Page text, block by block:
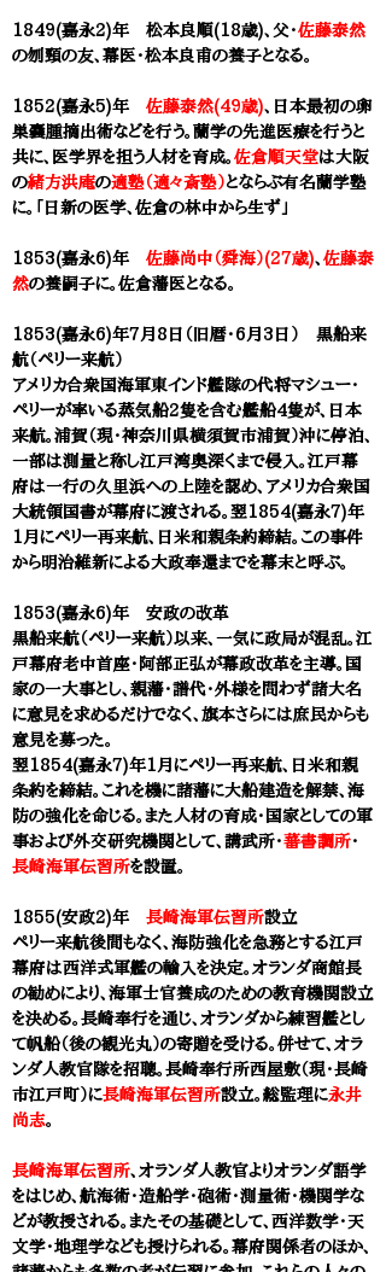
1849(嘉永2)年 松本良順(18歳)、父・佐藤泰然
の刎頸の友、幕医・松本良甫の養子となる。
1852(嘉永5)年 佐藤泰然(49歳)、日本最初の卵
巣嚢腫摘出術などを行う。蘭学の先進医療を行うと
共に、医学界を担う人材を育成。 佐倉順天堂は大阪
の緒方洪庵の適塾（適々斎塾）とならぶ有名蘭学塾
に。「日新の医学、佐倉の林中から生ず」
1853(嘉永6)年 佐藤尚中（舜海）(27歳)、 佐藤泰
然の養嗣子に。佐倉藩医となる。
1853(嘉永6)年7月8日（旧暦・6月3日） 黒船来
航（ペリー来航）
アメリカ合衆国海軍東インド艦隊の代将マシュー・
ペリーが率いる蒸気船2隻を含む艦船4隻が、日本
来航。浦賀（現・神奈川県横須賀市浦賀）沖に停泊、
一部は測量と称し江戸湾奥深くまで侵入。江戸幕
府は一行の久里浜への上陸を認め、アメリカ合衆国
大統領国書が幕府に渡される。翌1854(嘉永7)年
1月にペリー再来航、日米和親条約締結。この事件
から明治維新による大政奉還までを幕末と呼ぶ。
1853(嘉永6)年 安政の改革
黒船来航（ペリー来航）以来、一気に政局が混乱。江
戸幕府老中首座・阿部正弘が幕政改革を主導。国
家の一大事とし、親藩・譜代・外様を問わず諸大名
に意見を求めるだけでなく、旗本さらには庶民からも
意見を募った。
翌1854(嘉永7)年1月にペリー再来航、日米和親
条約を締結。これを機に諸藩に大船建造を解禁、海
防の強化を命じる。また人材の育成・国家としての軍
事および外交研究機関として、講武所・蕃書調所・
長崎海軍伝習所を設置。
1855(安政2)年 長崎海軍伝習所設立
ペリー来航後間もなく、海防強化を急務とする江戸
幕府は西洋式軍艦の輸入を決定。オランダ商館長
の勧めにより、海軍士官養成のための教育機関設立
を決める。長崎奉行を通じ、オランダから練習艦とし
て帆船（後の観光丸）の寄贈を受ける。併せて、オラ
ンダ人教官隊を招聰。長崎奉行所西屋敷（現・長崎
市江戸町）に長崎海軍伝習所設立。総監理に永井
尚志。
長崎海軍伝習所、オランダ人教官よりオランダ語学
をはじめ、航海術・造船学・砲術・測量術・機関学な
どが教授される。またその基礎として、西洋数学・天
文学・地理学なども授けられる。幕府関係者のほか、